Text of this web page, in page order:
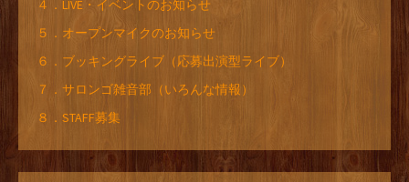
４．LIVE・イベントのお知らせ
５．オープンマイクのお知らせ
６．ブッキングライブ（応募出演型ライブ）
７．サロンゴ雑音部（いろんな情報）
８．STAFF募集